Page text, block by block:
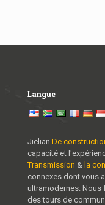
Langue
Jielian De
capacité et
Transmission & la
connexes dont vous
ultramodernes.
des tours de